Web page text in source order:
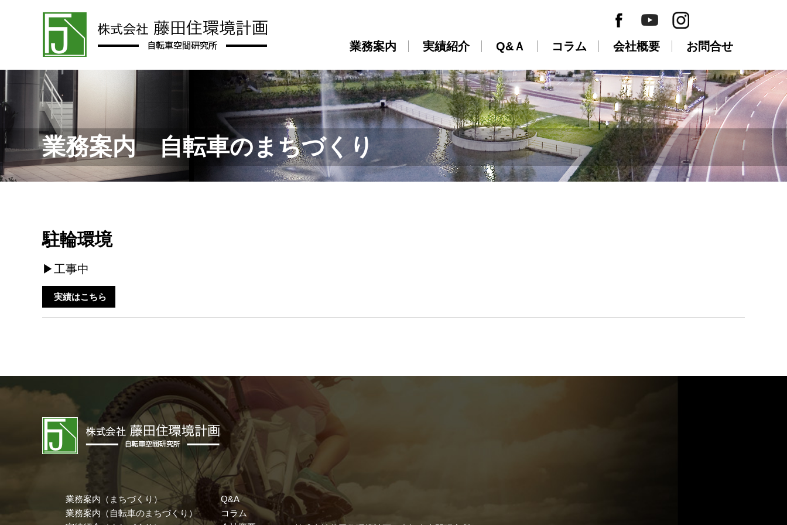
業務案内 実績紹介 Q&Ａ コラム 会社概要 お問合せ
業務案内 自転車のまちづくり
駐輪環境
▶工事中
実績はこちら
業務案内（まちづくり）
業務案内（自転車のまちづくり）
Q&A
コラム